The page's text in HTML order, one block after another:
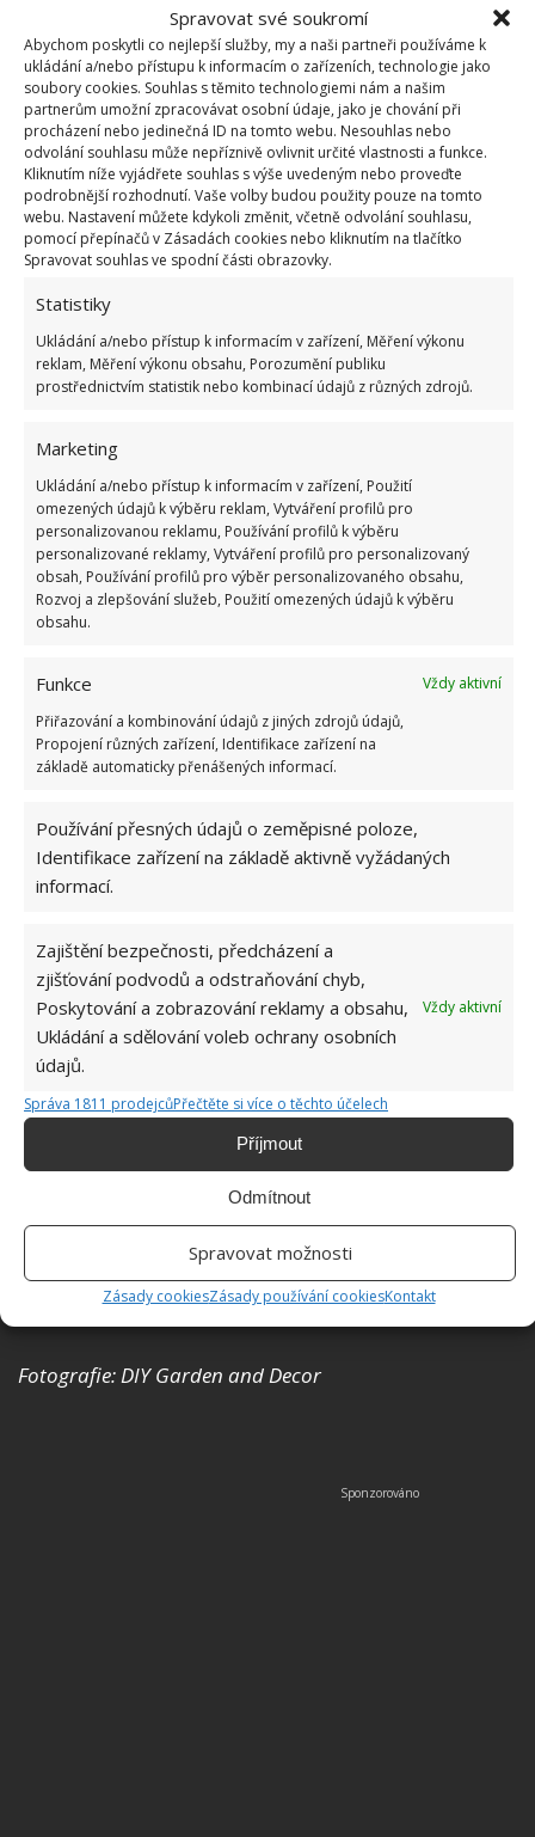
Spravovat své soukromí
Abychom poskytli co nejlepší služby, my a naši partneři používáme k
ukládání a/nebo přístupu k informacím o zařízeních, technologie jako
soubory cookies. Souhlas s těmito technologiemi nám a našim
partnerům umožní zpracovávat osobní údaje, jako je chování při
procházení nebo jedinečná ID na tomto webu. Nesouhlas nebo
odvolání souhlasu může nepříznivě ovlivnit určité vlastnosti a funkce.
Kliknutím níže vyjádřete souhlas s výše uvedeným nebo proveďte
podrobnější rozhodnutí. Vaše volby budou použity pouze na tomto
webu. Nastavení můžete kdykoli změnit, včetně odvolání souhlasu,
pomocí přepínačů v Zásadách cookies nebo kliknutím na tlačítko
Spravovat souhlas ve spodní části obrazovky.
Statistiky
Ukládání a/nebo přístup k informacím v zařízení, Měření výkonu
reklam, Měření výkonu obsahu, Porozumění publiku
prostřednictvím statistik nebo kombinací údajů z různých zdrojů.
Marketing
Ukládání a/nebo přístup k informacím v zařízení, Použití
omezených údajů k výběru reklam, Vytváření profilů pro
personalizovanou reklamu, Používání profilů k výběru
personalizované reklamy, Vytváření profilů pro personalizovaný
obsah, Používání profilů pro výběr personalizovaného obsahu,
Rozvoj a zlepšování služeb, Použití omezených údajů k výběru
obsahu.
Funkce
Vždy aktivní
Přiřazování a kombinování údajů z jiných zdrojů údajů,
Propojení různých zařízení, Identifikace zařízení na
základě automaticky přenášených informací.
Používání přesných údajů o zeměpisné poloze,
Identifikace zařízení na základě aktivně vyžádaných
informací.
Zajištění bezpečnosti, předcházení a
zjišťování podvodů a odstraňování chyb,
Poskytování a zobrazování reklamy a obsahu,
Ukládání a sdělování voleb ochrany osobních
údajů.
Vždy aktivní
Správa 1811 prodejcůPřečtěte si více o těchto účelech
Příjmout
Odmítnout
Spravovat možnosti
Zásady cookiesZásady používání cookiesKontakt
Na nosnících pomocí vhodného nástroje vyryjte
strukturu kamenů a na vlastním můstku vytvořte
dekor trámů. Pro pravidelnější vzor můžete použít
pravítko.
Pomocí pevného kartáče očistěte všechny spáry a
můstek natřete akrylovou barvou. Použitím lana
dekorace do vaší zahrady je hotová.
Fotografie: DIY Garden and Decor